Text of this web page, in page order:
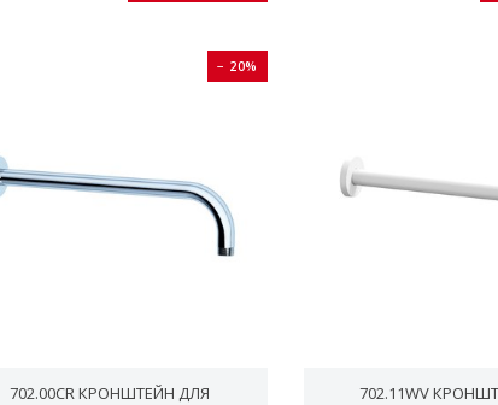
− 20%
702.00CR КРОНШТЕЙН ДЛЯ
702.11WV